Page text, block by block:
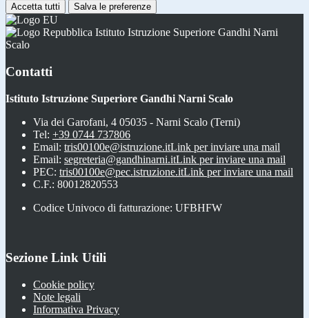
Accetta tutti Salva le preferenze
Istituto Istruzione Superiore Gandhi Narni
Scalo
Contatti
Istituto Istruzione Superiore Gandhi Narni Scalo
Via dei Garofani, 4 05035 - Narni Scalo (Terni)
Tel: +39 0744 737806
Email: tris00100e@istruzione.itLink per inviare una mail
Email: segreteria@gandhinarni.itLink per inviare una mail
PEC: tris00100e@pec.istruzione.itLink per inviare una mail
C.F.: 80012820553
Codice Univoco di fatturazione: UFBHFW
Sezione Link Utili
Cookie policy
Note legali
Informativa Privacy